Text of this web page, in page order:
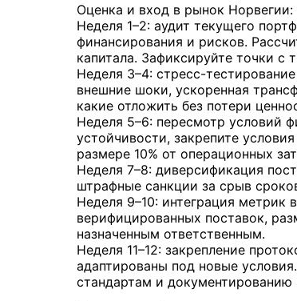
Оценка и вход в рынок
Неделя 1–2: аудит текущего
финансирования и рисков.
капитала. Зафиксируйте точки с
Неделя 3–4: стресс-
внешние шоки, ускоренная
какие отложить без потери
Неделя 5–6: пересмотр условий
устойчивости, закрепите
размере 10% от операционных
Неделя 7–8: диверсификация
штрафные санкции за срыв
Неделя 9–10: интеграция метрик
верифицированных поставок,
назначенным ответственным.
Неделя 11–12: закрепление
адаптированы под новые
стандартам и документированию